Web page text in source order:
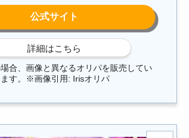
合、画像と異なるオリパを販売してい
す。※画像引用: Irisオリパ